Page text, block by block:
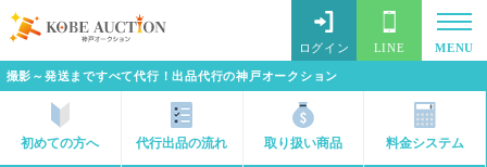
撮影～発送まですべて代行！出品代行の神戸オークション
ログイン LINE MENU
初めての方へ 代行出品の流れ 取り扱い商品 料金システム